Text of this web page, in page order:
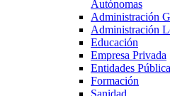
Autónomas
Administración
Administración
Educación
Empresa Privada
Entidades
Formación